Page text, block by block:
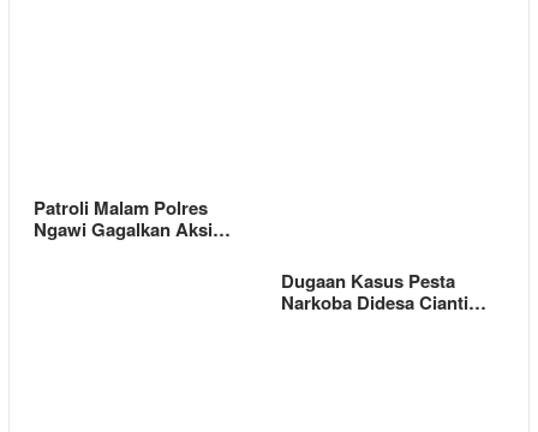
Patroli Malam Polres
Ngawi Gagalkan Aksi…
Dugaan Kasus Pesta
Narkoba Didesa Cianti…